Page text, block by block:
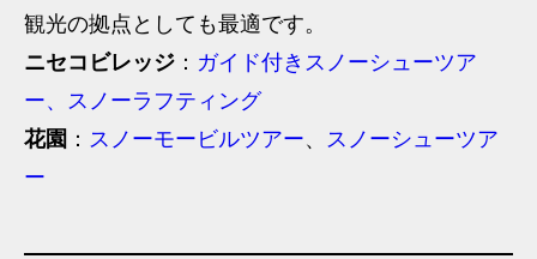
観光の拠点としても最適です。
ニセコビレッジ ： ガイド付きスノーシューツア
ー、スノーラフティング
花園 ： スノーモービルツアー、
スノーシューツア
ー